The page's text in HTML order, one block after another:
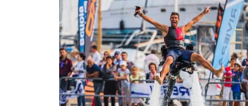
ISTRUTTORI
CERTIFICATI